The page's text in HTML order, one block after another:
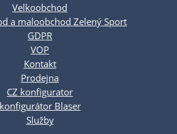
Velkoobchod
a maloobchod Zelený Sport
GDPR
VOP
Kontakt
Prodejna
CZ konfigurator
konfigurátor Blaser
Služby